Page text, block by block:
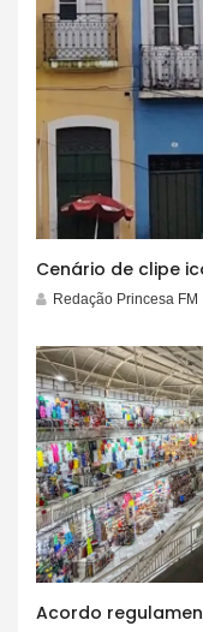
Redação Princesa FM